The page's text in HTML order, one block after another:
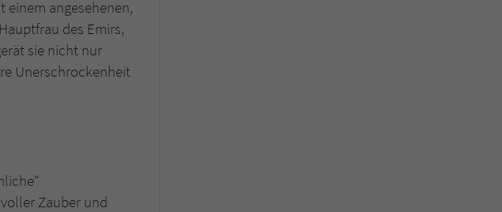
einem angesehenen,
des Emirs,
sie nicht nur
Unerschrockenheit
Zauber und